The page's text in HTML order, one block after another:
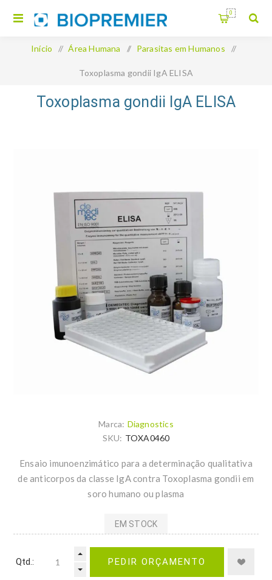
0
Início / Área Humana / Parasitas em Humanos /
Toxoplasma gondii IgA ELISA
Toxoplasma gondii IgA ELISA
Marca: Diagnostics
SKU: TOXA0460
Ensaio imunoenzimático para a determinação qualitativa
de anticorpos da classe IgA contra Toxoplasma gondii em
soro humano ou plasma
EM STOCK
Qtd.: PEDIR ORÇAMENTO